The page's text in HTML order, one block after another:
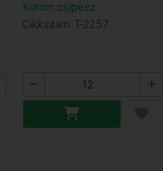
Köröm csipesz
Cikkszám: T-2257